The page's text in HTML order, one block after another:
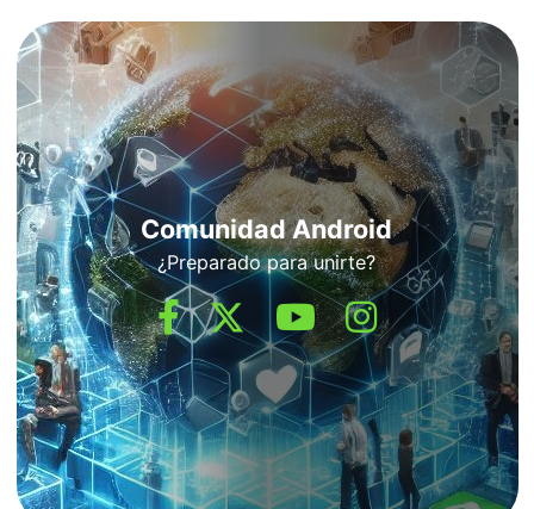
Comunidad Android
¿Preparado para unirte?